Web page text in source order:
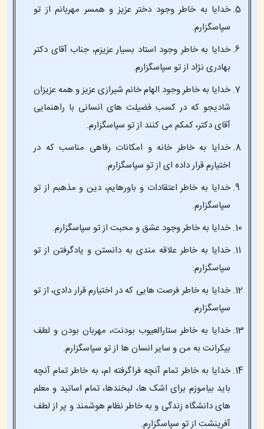
خدایا به خاطر وجود دختر عزیز و همسر مهربانم از تو
سپاسگزارم.
خدایا به خاطر وجود استاد بسیار عزیزم، جناب آقای دکتر
بهادری نژاد از تو سپاسگزارم.
خدایا به خاطر وجود الهام خانم شیرازی عزیز و همه عزیزان
شادیجو که در کسب فضیلت های انسانی با راهنمایی
آقای دکتر، کمکم می کنند از تو سپاسگزارم.
خدایا به خاطر خانه و امکانات رفاهی مناسب که در
اختیارم قرار داده ای از تو سپاسگزارم.
خدایا به خاطر اعتقادات و باورهایم، دین و مذهبم از تو
سپاسگزارم.
خدایا به خاطر وجود عشق و محبت از تو سپاسگزارم.
خدایا به خاطر علاقه مندی به دانستن و یادگرفتن از تو
سپاسگزارم.
خدایا به خاطر فرصت هایی که در اختیارم قرار دادی، از تو
سپاسگزارم.
خدایا به خاطر ستارالعیوب بودنت، مهربان بودن و لطف
بیکرانت به من و سایر انسان ها از تو سپاسگزارم.
خدایا به خاطر تمام آنچه فراگرفته ام، به خاطر تمام آنچه
باید بیاموزم برای اشک ها، لبخندها، تمام اساتید و معلم
های دانشگاه زندگی و به خاطر نظام هوشمند و پر از لطف
آفرینشت از تو سپاسگزارم.